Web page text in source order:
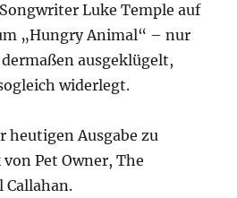
Luke Temple auf
„Hungry Animal“ – nur
ausgeklügelt,
widerlegt.
heutigen Ausgabe zu
Pet Owner, The
Callahan.